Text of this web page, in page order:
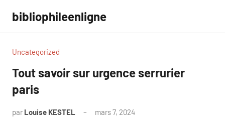
contenu
bibliophileenligne
Uncategorized
Tout savoir sur urgence serrurier
paris
par Louise KESTEL mars 7, 2024